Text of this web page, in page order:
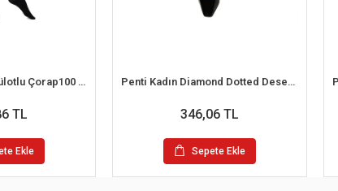
Penti Micro 100 Külotlu Çorap100 Denye
TL
Ekle
Penti Kadın Diamond Dotted Desenli Külotlu Çorap
346,06 TL
Sepete Ekle